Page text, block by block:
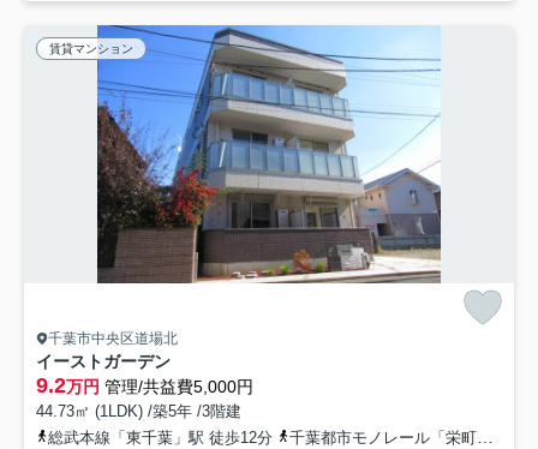
賃貸マンション
千葉市中央区道場北
イーストガーデン
9.2万円 管理/共益費5,000円
44.73㎡ (1LDK) /築5年 /3階建
総武本線「東千葉」駅 徒歩12分
千葉都市モノレール「栄町」駅 徒歩12分